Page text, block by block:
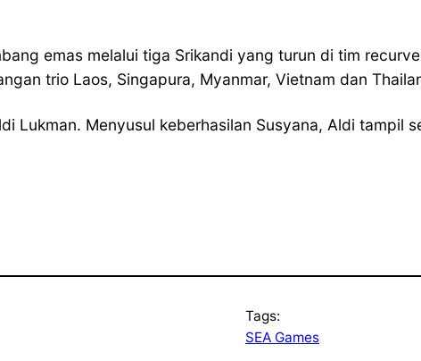
emas melalui tiga Srikandi yang turun di tim
trio Laos, Singapura, Myanmar, Vietnam dan
Lukman. Menyusul keberhasilan Susyana, Aldi
Tags:
SEA Games